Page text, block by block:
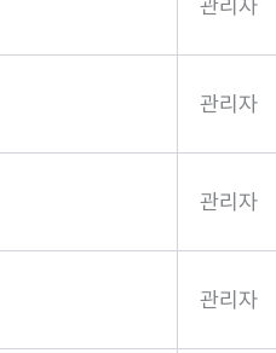
관리자
관리자
관리자
관리자